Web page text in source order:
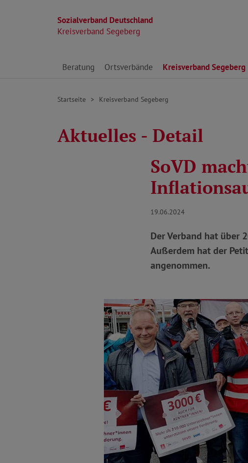
Sozialverband Deutschland
Kreisverband Segeberg
Direkt zu den Inhalten springen
Beratung Ortsverbände Kreisverband Segeberg
Startseite Kreisverband Segeberg
Aktuelles - Detail
SoVD
19.06.2024
Der Verband hat über
Außerdem hat der
angenommen.